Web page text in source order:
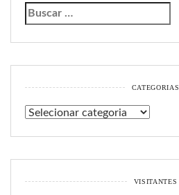
CATEGORIAS
Categorias
VISITANTES